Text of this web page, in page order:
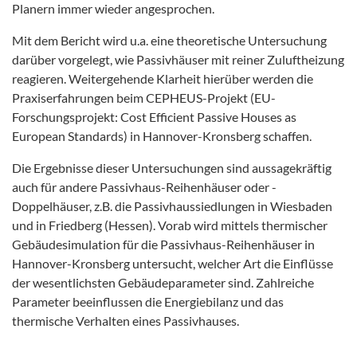
Planern immer wieder angesprochen.
Mit dem Bericht wird u.a. eine theoretische Untersuchung
darüber vorgelegt, wie Passivhäuser mit reiner Zuluftheizung
reagieren. Weitergehende Klarheit hierüber werden die
Praxiserfahrungen beim CEPHEUS-Projekt (EU-
Forschungsprojekt: Cost Efficient Passive Houses as
European Standards) in Hannover-Kronsberg schaffen.
Die Ergebnisse dieser Untersuchungen sind aussagekräftig
auch für andere Passivhaus-Reihenhäuser oder -
Doppelhäuser, z.B. die Passivhaussiedlungen in Wiesbaden
und in Friedberg (Hessen). Vorab wird mittels thermischer
Gebäudesimulation für die Passivhaus-Reihenhäuser in
Hannover-Kronsberg untersucht, welcher Art die Einflüsse
der wesentlichsten Gebäudeparameter sind. Zahlreiche
Parameter beeinflussen die Energiebilanz und das
thermische Verhalten eines Passivhauses.